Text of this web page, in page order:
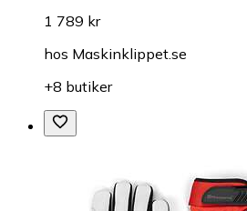
1 789 kr
hos Maskinklippet.se
+8 butiker